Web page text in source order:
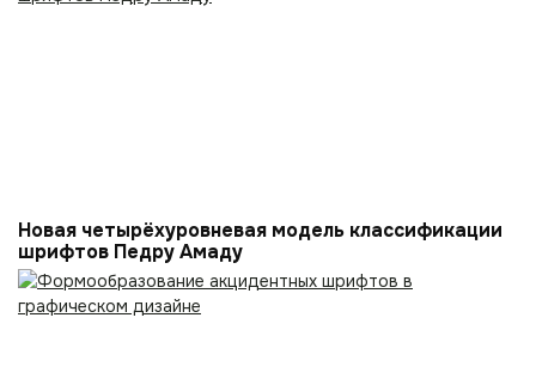
Новая четырёхуровневая модель классификации
шрифтов Педру Амаду